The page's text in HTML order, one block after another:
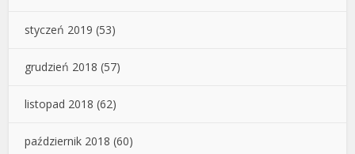
styczeń 2019 (53)
grudzień 2018 (57)
listopad 2018 (62)
październik 2018 (60)